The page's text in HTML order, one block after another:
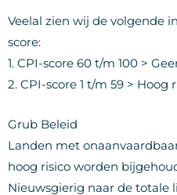
Veelal zien wij de volgende
score:
1. CPI-score 60 t/m 100 >
2. CPI-score 1 t/m 59 > Hoog
Grub Beleid
Landen met
hoog risico worden
Nieuwsgierig naar de totale